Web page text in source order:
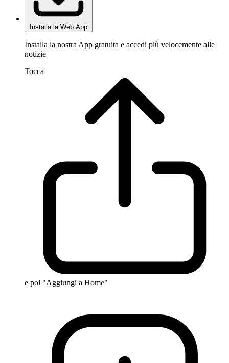
Installa la Web App
Installa la nostra App gratuita e accedi più velocemente alle
notizie
Tocca
e poi "Aggiungi a Home"